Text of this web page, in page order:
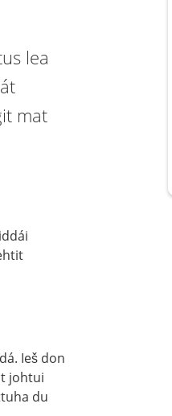
lea
mat
Ieš don
johtui
du